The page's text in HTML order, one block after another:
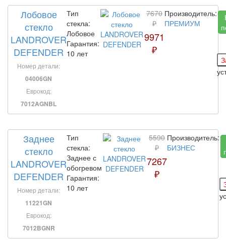
Лобовое
стекло
LANDROVER
DEFENDER
Номер детали:
04006GN
Еврокод:
7012AGNBL
Тип
стекла:
Лобовое
Гарантия:
10 лет
7670
₽
9971
₽
Производитель:
ПРЕМИУМ
Заднее
стекло
LANDROVER
DEFENDER
Номер детали:
11221GN
Еврокод:
7012BGNR
Тип
стекла:
Заднее с
обогревом
Гарантия:
10 лет
5590
₽
7267
₽
Производитель:
БИЗНЕС